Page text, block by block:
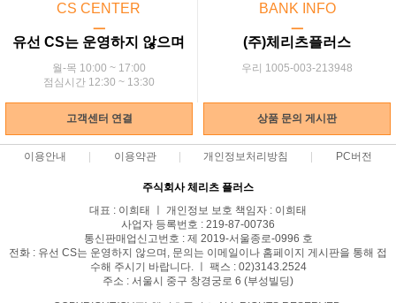
CS CENTER
ㅡ
유선 CS는 운영하지 않으며
월-목 10:00 ~ 17:00
점심시간 12:30 ~ 13:30
BANK INFO
ㅡ
(주)체리츠플러스
우리 1005-003-213948
고객센터 연결 상품 문의 게시판
이용안내 이용약관 개인정보처리방침 PC버전
주식회사 체리츠 플러스
대표 : 이희태 ㅣ 개인정보 보호 책임자 : 이희태
사업자 등록번호 : 219-87-00736
통신판매업신고번호 : 제 2019-서울종로-0996 호
전화 : 유선 CS는 운영하지 않으며, 문의는 이메일이나 홈페이지 게시판을 통해 접
수해 주시기 바랍니다. ㅣ 팩스 : 02)3143.2524
주소 : 서울시 중구 창경궁로 6 (부성빌딩)